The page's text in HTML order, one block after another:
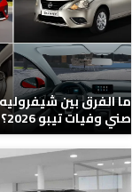
ما الفرق بين
صني وفيات تيبو 2026؟